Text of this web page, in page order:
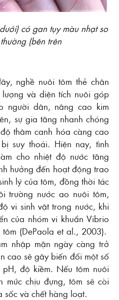
có gan tụy màu nhạt so
(bên trên
nghề nuôi tôm thẻ chân
và diện tích nuôi góp
người dân, nâng cao kim
sự gia tăng nhanh chóng
thâm canh hóa càng cao
suy thoái. Hiện nay, tình
cho nhiệt độ nước tăng
hưởng đến hoạt động trao
lý của tôm, đồng thời tác
trường nước ao nuôi tôm,
vi sinh vật trong nước, khi
của nhóm vi khuẩn Vibrio
(DePaola et al., 2003).
nhập mặn ngày càng trở
cao sẽ gây biến đổi một số
độ kiềm. Nếu tôm nuôi
chịu đựng, tôm sẽ còi
sốc và chết hàng loạt.